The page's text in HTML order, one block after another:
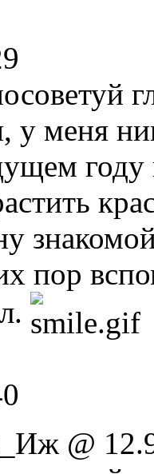
у меня
году
пор
@